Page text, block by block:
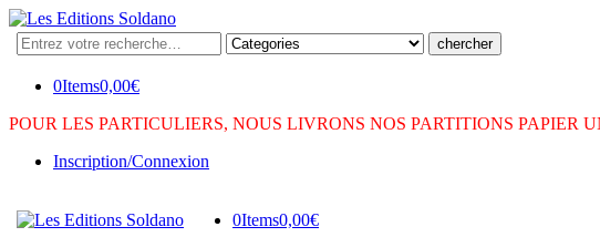
Search
here
0Items0,00€
POUR LES PARTICULIERS, NOUS LIVRONS NOS PARTITIONS PAPIER
Inscription/Connexion
0Items0,00€